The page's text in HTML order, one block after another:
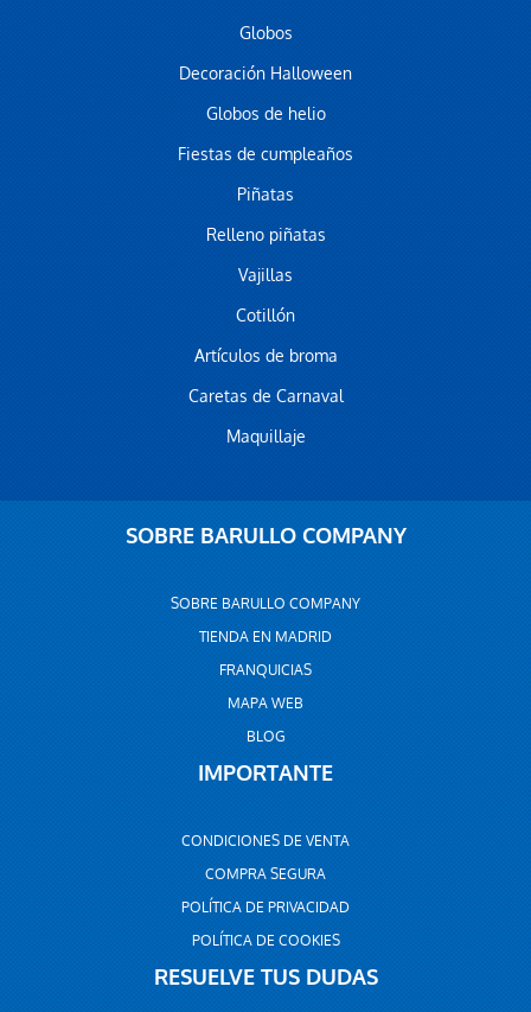
Globos
Decoración Halloween
Globos de helio
Fiestas de cumpleaños
Piñatas
Relleno piñatas
Vajillas
Cotillón
Artículos de broma
Caretas de Carnaval
Maquillaje
SOBRE BARULLO COMPANY
SOBRE BARULLO COMPANY
TIENDA EN MADRID
FRANQUICIAS
MAPA WEB
BLOG
IMPORTANTE
CONDICIONES DE VENTA
COMPRA SEGURA
POLÍTICA DE PRIVACIDAD
POLÍTICA DE COOKIES
RESUELVE TUS DUDAS